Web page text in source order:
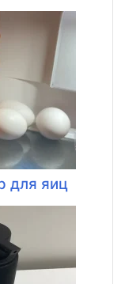
для яиц